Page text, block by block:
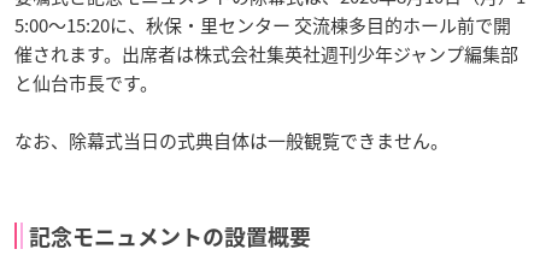
5:00〜15:20に、秋保・里センター 交流棟多目的ホール前で開
催されます。出席者は株式会社集英社週刊少年ジャンプ編集部
と仙台市長です。
なお、除幕式当日の式典自体は一般観覧できません。
記念モニュメントの設置概要